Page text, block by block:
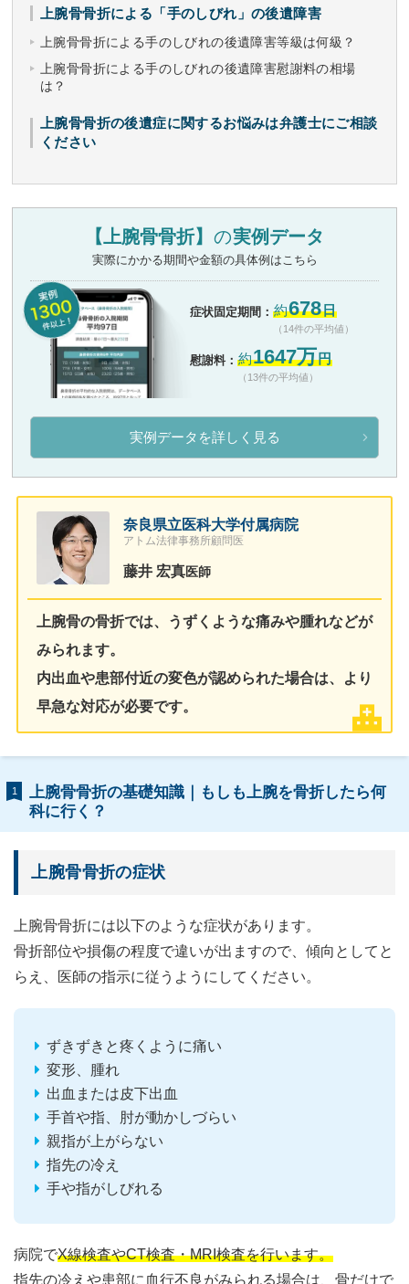
上腕骨骨折による「手のしびれ」の後遺障害
上腕骨骨折による手のしびれの後遺障害等級は何級？
上腕骨骨折による手のしびれの後遺障害慰謝料の相場
は？
上腕骨骨折の後遺症に関するお悩みは弁護士にご相談
ください
【上腕骨骨折】 の実例データ
実際にかかる期間や金額の具体例はこちら
症状固定期間： 約678日
（14件の平均値）
慰謝料： 約1647万円
（13件の平均値）
実例データを詳しく見る
奈良県立医科大学付属病院
アトム法律事務所顧問医
藤井 宏真医師
上腕骨の骨折では、うずくような痛みや腫れなどが
みられます。
内出血や患部付近の変色が認められた場合は、より
早急な対応が必要です。
1
上腕骨骨折の基礎知識｜もしも上腕を骨折したら何
科に行く？
上腕骨骨折の症状
上腕骨骨折には以下のような症状があります。
骨折部位や損傷の程度で違いが出ますので、傾向としてと
らえ、医師の指示に従うようにしてください。
ずきずきと疼くように痛い
変形、腫れ
出血または皮下出血
手首や指、肘が動かしづらい
親指が上がらない
指先の冷え
手や指がしびれる
病院でX線検査やCT検査・MRI検査を行います。
指先の冷えや患部に血行不良がみられる場合は、骨だけで